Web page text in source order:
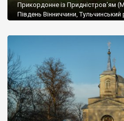
Прикордонне із Придністров’ям
Південь Вінниччини,
старовинний цвинтар із кам’яними
збереглися, написані кирилицею,
мовою. За всіма традиційними
український. Хрести датуються 19
роках Болган […]